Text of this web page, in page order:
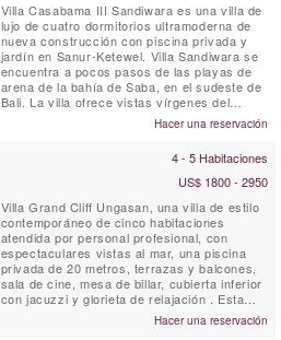
Villa Casabama III Sandiwara es una villa de
lujo de cuatro dormitorios ultramoderna de
nueva construcción con piscina privada y
jardín en Sanur-Ketewel. Villa Sandiwara se
encuentra a pocos pasos de las playas de
arena de la bahía de Saba, en el sudeste de
Bali. La villa ofrece vistas vírgenes del
océano cercano y del volcán. Villa
Casabama III Sandiwara se encuentra en los
tres villas de lujo independientes con
Hacer una reservación
4 - 5 Habitaciones
US$ 1800 - 2950
Villa Grand Cliff Ungasan, una villa de estilo
contemporáneo de cinco habitaciones
atendida por personal profesional, con
espectaculares vistas al mar, una piscina
privada de 20 metros, terrazas y balcones,
sala de cine, mesa de billar, cubierta inferior
con jacuzzi y glorieta de relajación . Esta
villa excepcional en Bali está ubicada en los
terrenos de un resort de lujo en lo alto de un
Hacer una reservación